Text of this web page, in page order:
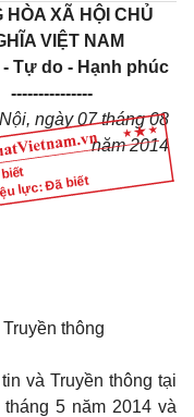
lực: Đã biết
HÒA XÃ HỘI CHỦ
VIỆT NAM
Tự do - Hạnh phúc
---------------
ngày 07 tháng 08
năm 2014
thông
và Truyền thông tại
5 năm 2014 và